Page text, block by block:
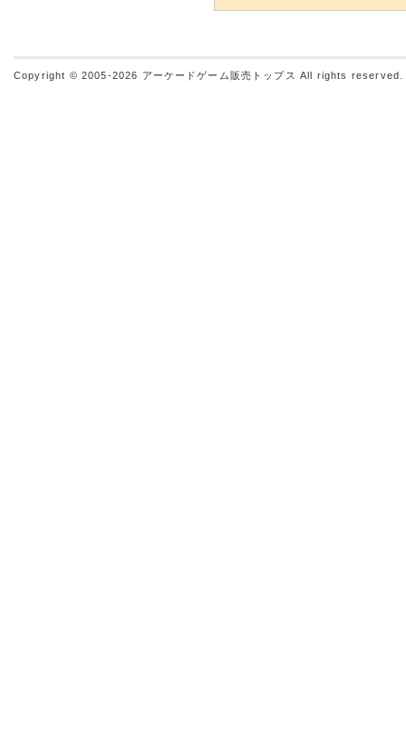
Copyright © 2005-2026 アーケードゲーム販売トップス All rights reserved.